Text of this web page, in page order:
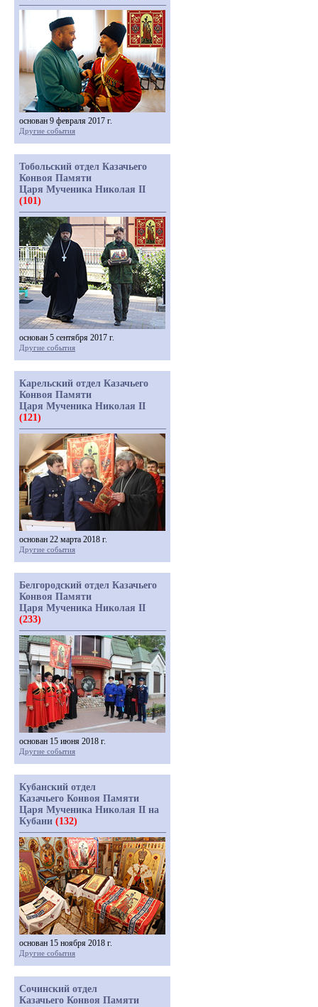
основан 9 февраля 2017 г.
Другие события
Тобольский отдел Казачьего
Конвоя Памяти
Царя Мученика Николая II
(101)
основан 5 сентября 2017 г.
Другие события
Карельский отдел Казачьего
Конвоя Памяти
Царя Мученика Николая II
(121)
основан 22 марта 2018 г.
Другие события
Белгородский отдел Казачьего
Конвоя Памяти
Царя Мученика Николая II
(233)
основан 15 июня 2018 г.
Другие события
Кубанский отдел
Казачьего Конвоя Памяти
Царя Мученика Николая II на
Кубани (132)
основан 15 ноября 2018 г.
Другие события
Сочинский отдел
Казачьего Конвоя Памяти